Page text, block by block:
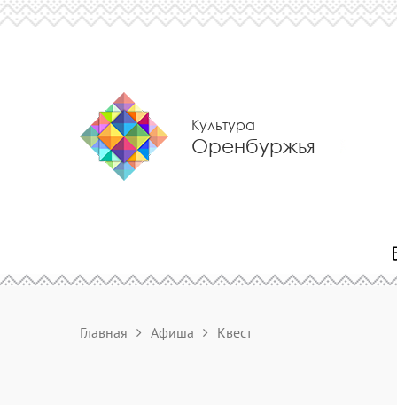
Культура
Оренбуржья
Главная Афиша Квест